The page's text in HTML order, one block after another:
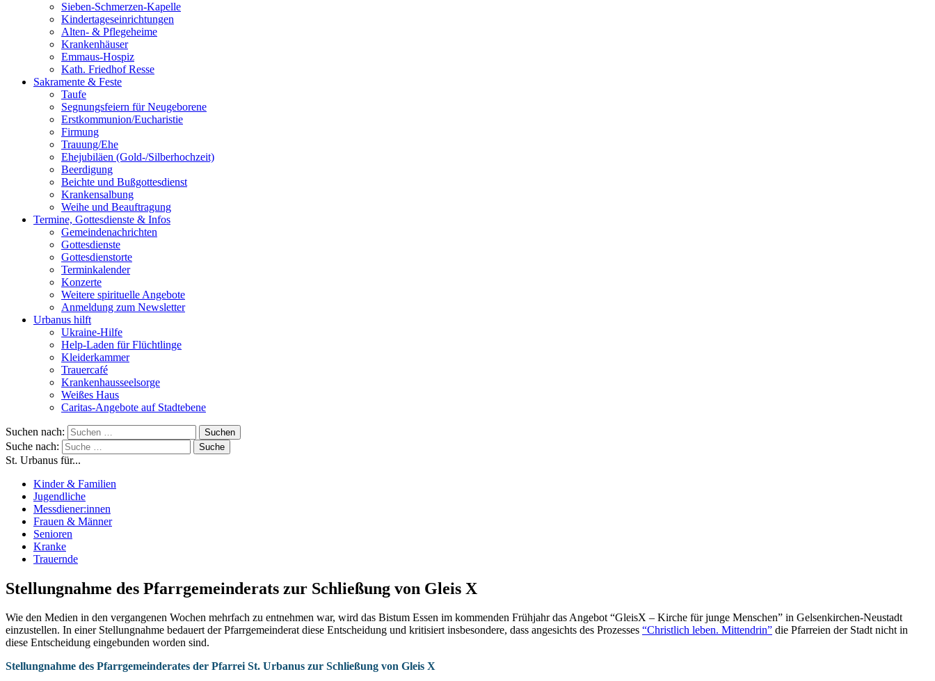
Sieben-Schmerzen-Kapelle
Kindertageseinrichtungen
Alten- & Pflegeheime
Krankenhäuser
Emmaus-Hospiz
Kath. Friedhof Resse
Sakramente & Feste
Taufe
Segnungsfeiern für Neugeborene
Erstkommunion/Eucharistie
Firmung
Trauung/Ehe
Ehejubiläen (Gold-/Silberhochzeit)
Beerdigung
Beichte und Bußgottesdienst
Krankensalbung
Weihe und Beauftragung
Termine, Gottesdienste & Infos
Gemeindenachrichten
Gottesdienste
Gottesdienstorte
Terminkalender
Konzerte
Weitere spirituelle Angebote
Anmeldung zum Newsletter
Urbanus hilft
Ukraine-Hilfe
Help-Laden für Flüchtlinge
Kleiderkammer
Trauercafé
Krankenhausseelsorge
Weißes Haus
Caritas-Angebote auf Stadtebene
Suchen nach:
Suche nach:
St. Urbanus für...
Kinder & Familien
Jugendliche
Messdiener:innen
Frauen & Männer
Senioren
Kranke
Trauernde
Stellungnahme des Pfarrgemeinderats zur Schließung von Gleis X
Wie den Medien in den vergangenen Wochen mehrfach zu entnehmen war, wird das Bistum Essen im kommenden Frühjahr das Angebot “GleisX – Kirche für junge Menschen” in Gelsenkirchen-Neustadt
einzustellen. In einer Stellungnahme bedauert der Pfarrgemeinderat diese Entscheidung und kritisiert insbesondere, dass angesichts des Prozesses “Christlich leben. Mittendrin” die Pfarreien der Stadt nicht in
diese Entscheidung eingebunden worden sind.
Stellungnahme des Pfarrgemeinderates der Pfarrei St. Urbanus zur Schließung von Gleis X